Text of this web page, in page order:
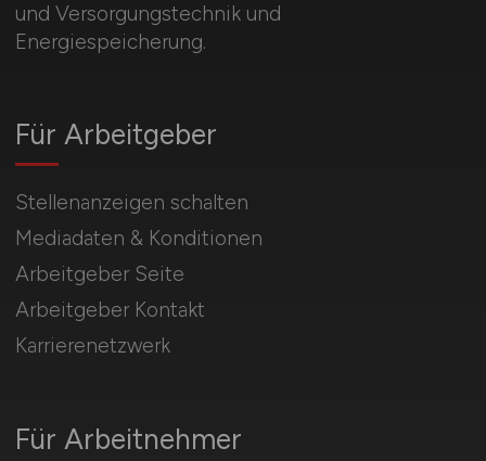
und Versorgungstechnik und
Energiespeicherung.
Für Arbeitnehmer
Für Arbeitgeber
Stellenanzeigen schalten
Mediadaten & Konditionen
Arbeitgeber Seite
Arbeitgeber Kontakt
Karrierenetzwerk